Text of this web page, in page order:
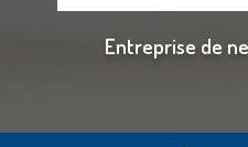
Entreprise de